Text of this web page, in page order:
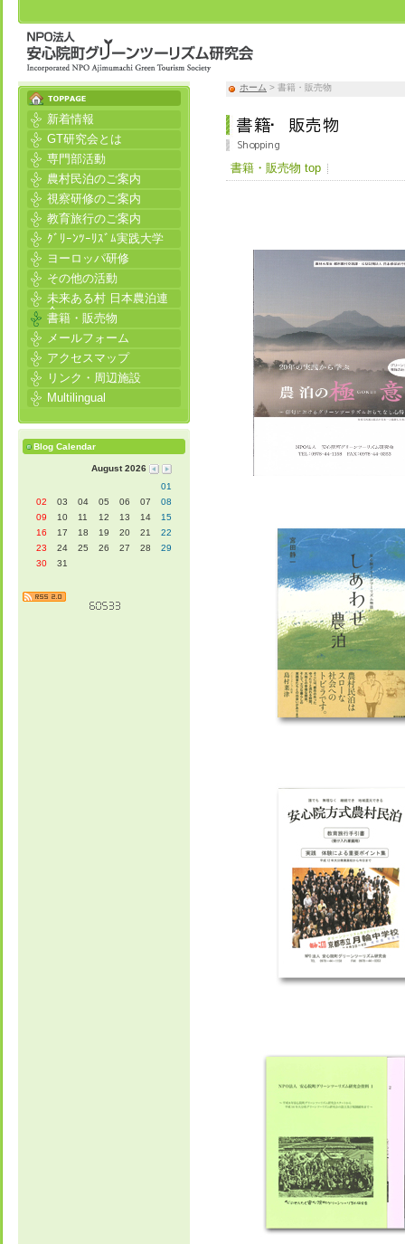
ホーム > 書籍・販売物
書籍・販売物 top
新着情報
GT研究会とは
専門部活動
農村民泊のご案内
視察研修のご案内
教育旅行のご案内
ｸﾞﾘｰﾝﾂｰﾘｽﾞﾑ実践大学
ヨーロッパ研修
その他の活動
未来ある村 日本農泊連
合
書籍・販売物
メールフォーム
アクセスマップ
リンク・周辺施設
Multilingual
Blog Calendar
August 2026
01
02
03 04 05 06 07
08
09
10 11 12 13 14
15
16
17 18 19 20 21
22
23
24 25 26 27 28
29
30
31